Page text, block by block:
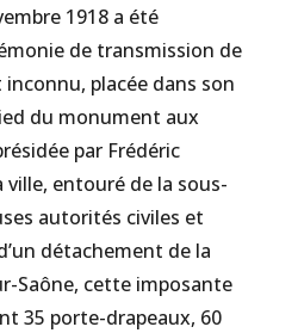
1918 a été
de transmission de
placée dans son
du monument aux
par Frédéric
ville, entouré de la sous-
autorités civiles et
détachement de la
Saône, cette imposante
35 porte-drapeaux, 60